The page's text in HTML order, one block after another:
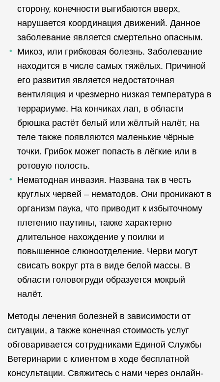
сторону, конечности выгибаются вверх,
нарушается координация движений. Данное
заболевание является смертельно опасным.
Микоз, или грибковая болезнь. Заболевание
находится в числе самых тяжёлых. Причиной
его развития является недостаточная
вентиляция и чрезмерно низкая температура в
террариуме. На кончиках лап, в области
брюшка растёт белый или жёлтый налёт, на
теле также появляются маленькие чёрные
точки. Грибок может попасть в лёгкие или в
ротовую полость.
Нематодная инвазия. Названа так в честь
круглых червей – нематодов. Они проникают в
организм паука, что приводит к избыточному
плетению паутины, также характерно
длительное нахождение у поилки и
повышенное слюноотделение. Черви могут
свисать вокруг рта в виде белой массы. В
области головогруди образуется мокрый
налёт.
Методы лечения болезней в зависимости от
ситуации, а также конечная стоимость услуг
обговаривается сотрудниками Единой Службы
Ветеринарии с клиентом в ходе бесплатной
консультации. Свяжитесь с нами через онлайн-